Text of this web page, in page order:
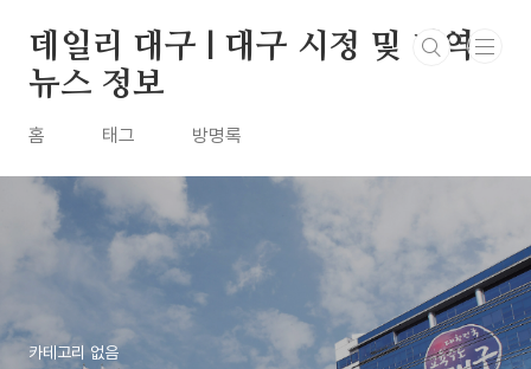
데일리 대구 | 대구 시정 및 지역
뉴스 정보
홈 태그 방명록
카테고리 없음